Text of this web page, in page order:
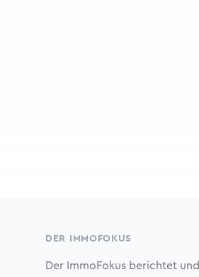
DER IMMOFOKUS
Der ImmoFokus berichtet und